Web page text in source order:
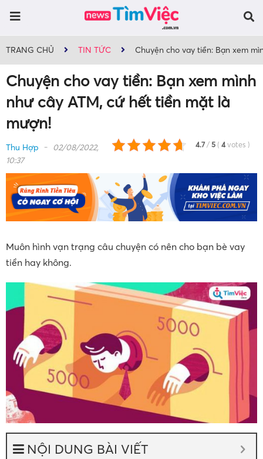
TRANG CHỦ TIN TỨC Chuyện cho vay tiền: Bạn xem
Chuyện cho vay tiền: Bạn xem mình
như cây ATM, cứ hết tiền mặt là
mượn!
4.7 / 5 ( 4 votes )
Thu Hợp
02/08/2022,
10:37
Muôn hình vạn trạng câu chuyện có nên cho bạn bè vay
tiền hay không.
NỘI DUNG BÀI VIẾT